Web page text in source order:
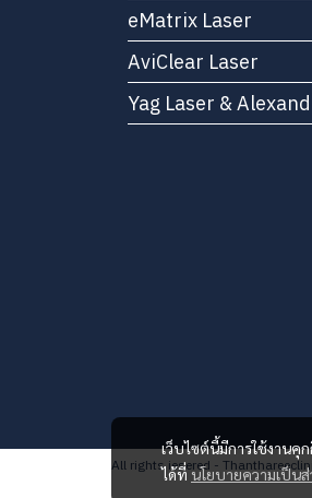
เว็บไซต์นี้มีการใช้งาน
ได้ที่นโยบายความเป็น
eMatrix Laser
AviClear Laser
Yag Laser &
All rights iesered -